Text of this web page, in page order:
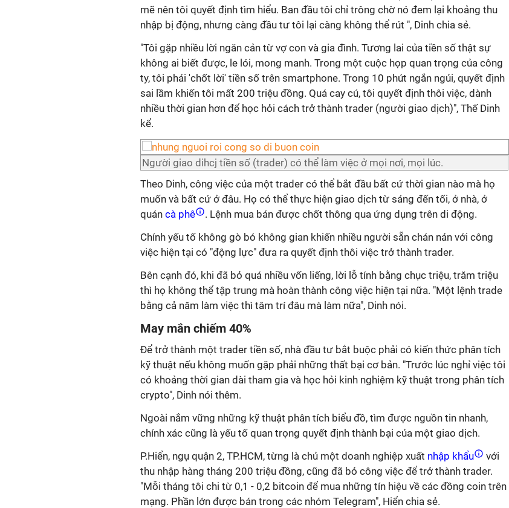
mẽ nên tôi quyết định tìm hiểu. Ban đầu tôi chỉ trông chờ nó đem lại khoảng thu
nhập bị động, nhưng càng đầu tư tôi lại càng không thể rút ", Dinh chia sẻ.
"Tôi gặp nhiều lời ngăn cản từ vợ con và gia đình. Tương lai của tiền số thật sự
không ai biết được, le lói, mong manh. Trong một cuộc họp quan trọng của công
ty, tôi phải 'chốt lời' tiền số trên smartphone. Trong 10 phút ngắn ngủi, quyết định
sai lầm khiến tôi mất 200 triệu đồng. Quá cay cú, tôi quyết định thôi việc, dành
nhiều thời gian hơn để học hỏi cách trở thành trader (người giao dịch)", Thế Dinh
kể.
Người giao dihcj tiền số (trader) có thể làm việc ở mọi nơi, mọi lúc.
Theo Dinh, công việc của một trader có thể bắt đầu bất cứ thời gian nào mà họ
muốn và bất cứ ở đâu. Họ có thể thực hiện giao dịch từ sáng đến tối, ở nhà, ở
quán cà phê
. Lệnh mua bán được chốt thông qua ứng dụng trên di động.
Chính yếu tố không gò bó không gian khiến nhiều người sẵn chán nản với công
việc hiện tại có "động lực" đưa ra quyết định thôi việc trở thành trader.
Bên cạnh đó, khi đã bỏ quá nhiều vốn liếng, lời lỗ tính bằng chục triệu, trăm triệu
thì họ không thể tập trung mà hoàn thành công việc hiện tại nữa. "Một lệnh trade
bằng cả năm làm việc thì tâm trí đâu mà làm nữa", Dinh nói.
May mắn chiếm 40%
Để trở thành một trader tiền số, nhà đầu tư bắt buộc phải có kiến thức phân tích
kỹ thuật nếu không muốn gặp phải những thất bại cơ bản. "Trước lúc nghỉ việc tôi
có khoảng thời gian dài tham gia và học hỏi kinh nghiệm kỹ thuật trong phân tích
crypto", Dinh nói thêm.
Ngoài nắm vững những kỹ thuật phân tích biểu đồ, tìm được nguồn tin nhanh,
chính xác cũng là yếu tố quan trọng quyết định thành bại của một giao dịch.
P.Hiển, ngụ quận 2, TP.HCM, từng là chủ một doanh nghiệp xuất nhập khẩu
với
thu nhập hàng tháng 200 triệu đồng, cũng đã bỏ công việc để trở thành trader.
"Mỗi tháng tôi chi từ 0,1 - 0,2 bitcoin để mua những tín hiệu về các đồng coin trên
mạng. Phần lớn được bán trong các nhóm Telegram", Hiển chia sẻ.